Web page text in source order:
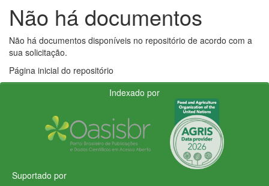
Não há documentos
Não há documentos disponíveis no repositório de acordo com a
sua solicitação.
Página inicial do repositório
Indexado por
Suportado por